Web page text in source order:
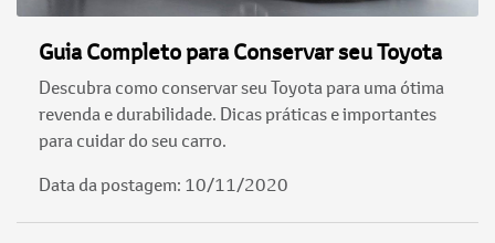
Guia Completo para Conservar seu Toyota
Descubra como conservar seu Toyota para uma ótima
revenda e durabilidade. Dicas práticas e importantes
para cuidar do seu carro.
Data da postagem: 10/11/2020